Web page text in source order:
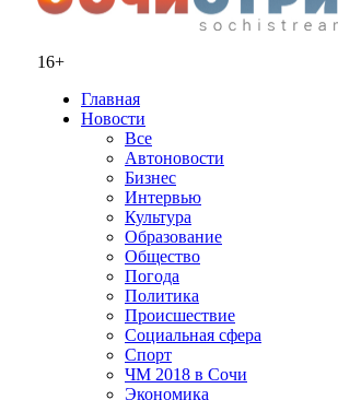
16+
Главная
Новости
Все
Автоновости
Бизнес
Интервью
Культура
Образование
Общество
Погода
Политика
Происшествие
Социальная сфера
Спорт
ЧМ 2018 в Сочи
Экономика